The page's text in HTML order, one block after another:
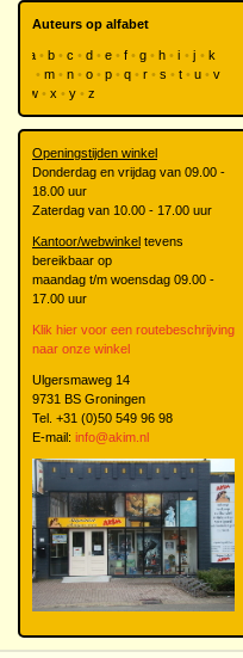
Auteurs op alfabet
a b c d e f g h i j
k
m n o p q r s t u
v
w
x y z
Openingstijden winkel
Donderdag en vrijdag van 09.00 -
18.00 uur
Zaterdag van 10.00 - 17.00 uur
Kantoor/webwinkel tevens
bereikbaar op
maandag t/m woensdag 09.00 -
17.00 uur
Klik hier voor een routebeschrijving
naar onze winkel
Ulgersmaweg 14
9731 BS Groningen
Tel. +31 (0)50 549 96 98
E-mail: info@akim.nl